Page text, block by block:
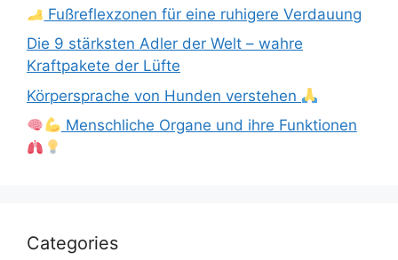
Fußreflexzonen für eine ruhigere Verdauung
Die 9 stärksten Adler der Welt – wahre
Kraftpakete der Lüfte
Körpersprache von Hunden verstehen
Menschliche Organe und ihre Funktionen
Categories